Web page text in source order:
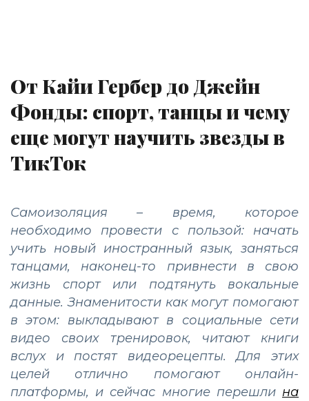
От Кайи Гербер до Джейн
Фонды: спорт, танцы и чему
еще могут научить звезды в
ТикТок
Самоизоляция – время, которое
необходимо провести с пользой: начать
учить новый иностранный язык, заняться
танцами, наконец-то привнести в свою
жизнь спорт или подтянуть вокальные
данные. Знаменитости как могут помогают
в этом: выкладывают в социальные сети
видео своих тренировок, читают книги
вслух и постят видеорецепты. Для этих
целей отлично помогают онлайн-
платформы, и сейчас многие перешли на